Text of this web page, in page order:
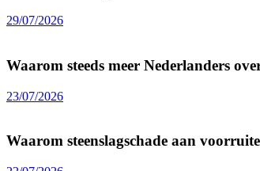
29/07/2026
Waarom steeds meer Nederlanders
23/07/2026
Waarom steenslagschade aan